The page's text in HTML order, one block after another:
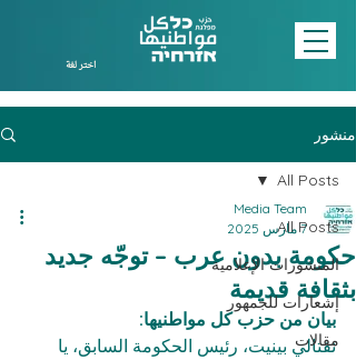
اختر لغة
منشور
All Posts
المنشورات الإعلامية
إشعارات للجمهور
مقالات
All Posts
حكومة بدون عرب – توجّه جديد
بثقافة قديمة
Media Team
7 مارس 2025
بيان من حزب كل مواطنيها:
نفتالي بينيت، رئيس الحكومة السابق، يا